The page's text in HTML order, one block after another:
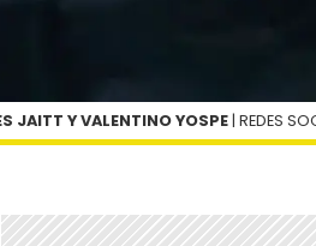
JAITT Y VALENTINO YOSPE | REDES